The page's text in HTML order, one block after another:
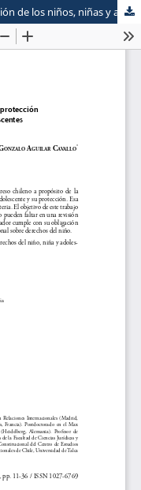
Control de convencionalidad y protección de los niños, niñas y adolescentes